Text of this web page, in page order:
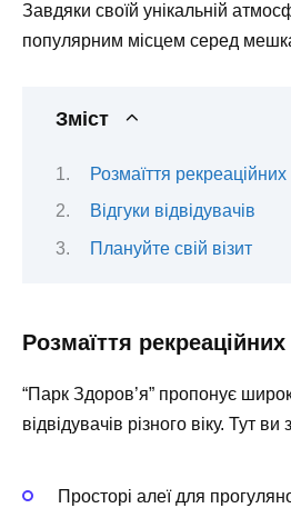
Завдяки своїй унікальній
популярним місцем серед
Зміст
Розмаїття
Відгуки відвідувачів
Плануйте свій візит
Розмаїття
“Парк Здоров’я” пропонує
відвідувачів різного віку. Тут ви
Просторі алеї для